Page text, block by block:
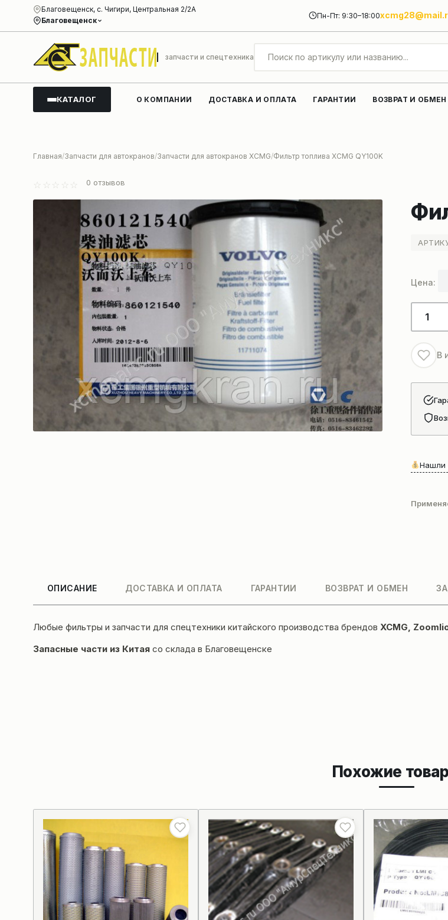
Благовещенск
Благовещенск, с. Чигири, Центральная 2/2А
Пн-Пт: 9:30–18:00
запчасти и спецтехника
КАТАЛОГ О КОМПАНИИ ДОСТАВКА И ОПЛАТА ГАРАНТИИ ВОЗВРАТ И ОБМЕН
Главная Запчасти для автокранов Запчасти для автокранов XCMG Фильтр топлива XCMG QY100K
0 отзывов
товара
XCMG
QY100K
В
Нашли
ОПИСАНИЕ ДОСТАВКА И ОПЛАТА ГАРАНТИИ ВОЗВРАТ И ОБМЕН
Любые фильтры и запчасти для спецтехники китайского производства брендов XCMG,
Запасные части из Китая со склада в Благовещенске
Похожие